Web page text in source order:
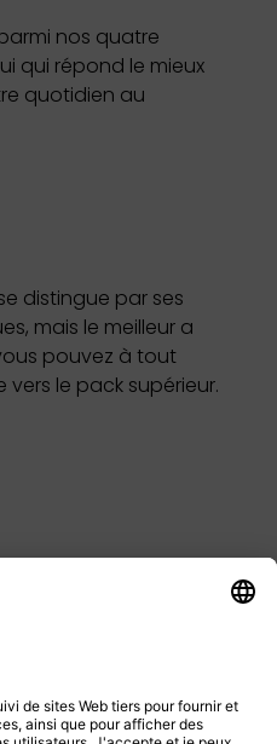
nos quatre
qui répond le mieux
quotidien au
distingue par ses
mais le meilleur a
pouvez à tout
le pack supérieur.